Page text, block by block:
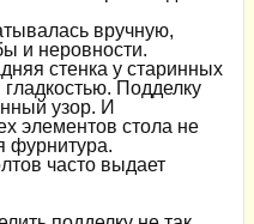
вручную,
и неровности.
стенка у старинных
Подделку
узор. И
элементов стола не
фурнитура.
часто выдает